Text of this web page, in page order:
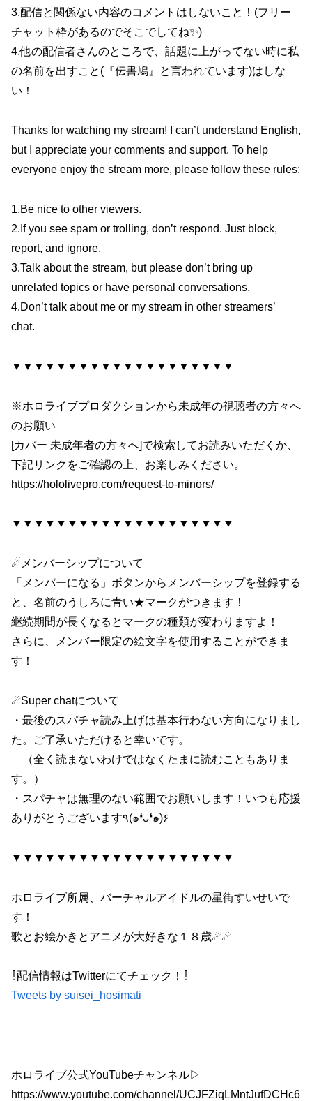
3.配信と関係ない内容のコメントはしないこと！(フリー
チャット枠があるのでそこでしてね✨)
4.他の配信者さんのところで、話題に上がってない時に私
の名前を出すこと(『伝書鳩』と言われています)はしな
い！
Thanks for watching my stream! I can’t understand English,
but I appreciate your comments and support. To help
everyone enjoy the stream more, please follow these rules:
1.Be nice to other viewers.
2.If you see spam or trolling, don’t respond. Just block,
report, and ignore.
3.Talk about the stream, but please don’t bring up
unrelated topics or have personal conversations.
4.Don’t talk about me or my stream in other streamers’
chat.
▼▼▼▼▼▼▼▼▼▼▼▼▼▼▼▼▼▼▼▼
※ホロライブプロダクションから未成年の視聴者の方々へ
のお願い
[カバー 未成年者の方々へ]で検索してお読みいただくか、
下記リンクをご確認の上、お楽しみください。
https://hololivepro.com/request-to-minors/
▼▼▼▼▼▼▼▼▼▼▼▼▼▼▼▼▼▼▼▼
☄メンバーシップについて
「メンバーになる」ボタンからメンバーシップを登録する
と、名前のうしろに青い★マークがつきます！
継続期間が長くなるとマークの種類が変わりますよ！
さらに、メンバー限定の絵文字を使用することができま
す！
☄Super chatについて
・最後のスパチャ読み上げは基本行わない方向になりまし
た。ご了承いただけると幸いです。
（全く読まないわけではなくたまに読むこともありま
す。）
・スパチャは無理のない範囲でお願いします！いつも応援
ありがとうございます٩(๑❛ᴗ❛๑)۶
▼▼▼▼▼▼▼▼▼▼▼▼▼▼▼▼▼▼▼▼
ホロライブ所属、バーチャルアイドルの星街すいせいで
す！
歌とお絵かきとアニメが大好きな１８歳☄☄
⇩配信情報はTwitterにてチェック！⇩
Tweets by suisei_hosimati
┈┈┈┈┈┈┈┈┈┈┈┈┈┈┈
ホロライブ公式YouTubeチャンネル▷
https://www.youtube.com/channel/UCJFZiqLMntJufDCHc6